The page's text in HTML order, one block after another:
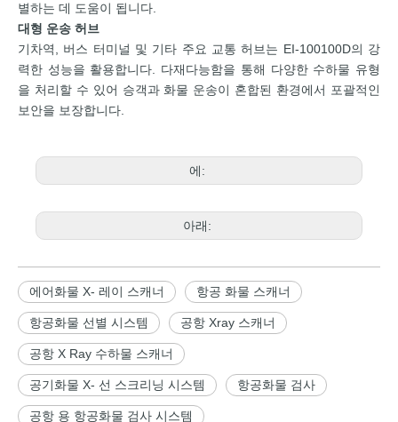
별하는 데 도움이 됩니다.
대형 운송 허브
기차역, 버스 터미널 및 기타 주요 교통 허브는 EI-100100D의 강
력한 성능을 활용합니다. 다재다능함을 통해 다양한 수하물 유형
을 처리할 수 있어 승객과 화물 운송이 혼합된 환경에서 포괄적인
보안을 보장합니다.
에:
아래:
에어화물 X- 레이 스캐너 항공 화물 스캐너
항공화물 선별 시스템 공항 Xray 스캐너
공항 X Ray 수하물 스캐너
공기화물 X- 선 스크리닝 시스템 항공화물 검사
공항 용 항공화물 검사 시스템